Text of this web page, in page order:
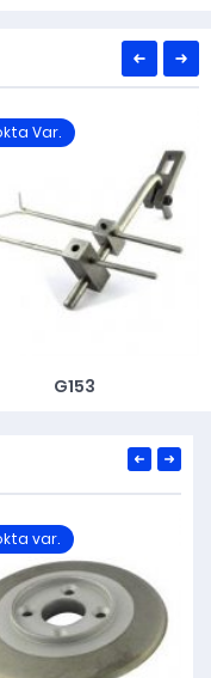
Var.
G153
var.